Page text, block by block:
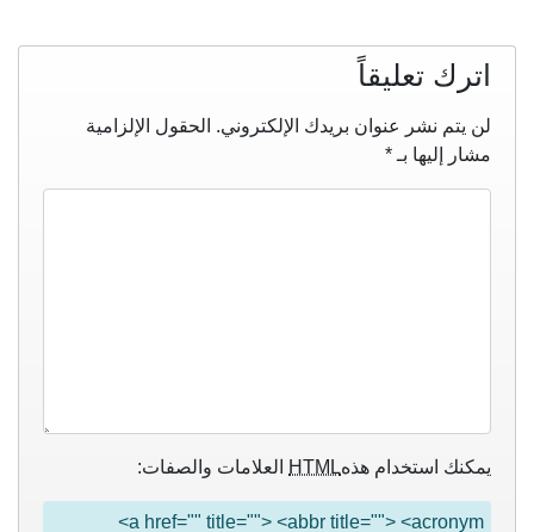
اترك تعليقاً
لن يتم نشر عنوان بريدك الإلكتروني. الحقول الإلزامية
مشار إليها بـ *
يمكنك استخدام هذهHTML العلامات والصفات:
<a href="" title=""> <abbr title=""> <acronym